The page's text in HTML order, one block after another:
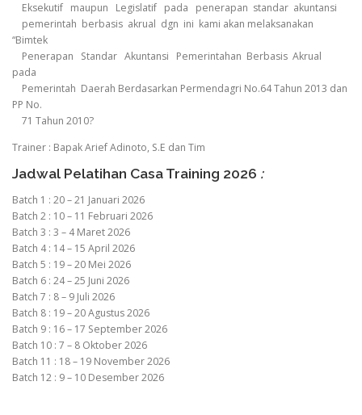
Eksekutif maupun Legislatif pada penerapan standar akuntansi
pemerintah berbasis akrual dgn ini kami akan melaksanakan
“Bimtek
Penerapan Standar Akuntansi Pemerintahan Berbasis Akrual
pada
Pemerintah Daerah Berdasarkan Permendagri No.64 Tahun 2013 dan
PP No.
71 Tahun 2010?
Trainer : Bapak Arief Adinoto, S.E dan Tim
Jadwal Pelatihan Casa Training 2026 :
Batch 1 : 20 – 21 Januari 2026
Batch 2 : 10 – 11 Februari 2026
Batch 3 : 3 – 4 Maret 2026
Batch 4 : 14 – 15 April 2026
Batch 5 : 19 – 20 Mei 2026
Batch 6 : 24 – 25 Juni 2026
Batch 7 : 8 – 9 Juli 2026
Batch 8 : 19 – 20 Agustus 2026
Batch 9 : 16 – 17 September 2026
Batch 10 : 7 – 8 Oktober 2026
Batch 11 : 18 – 19 November 2026
Batch 12 : 9 – 10 Desember 2026